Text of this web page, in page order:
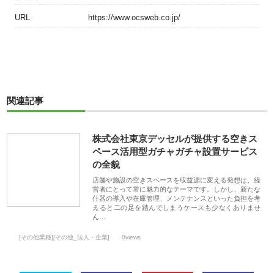
URL https://www.ocsweb.co.jp/
関連記事
株式会社東京デッセルが提供する空きス
ペース活用型ガチャガチャ設置サービス
の全貌
店舗や施設の空きスペースを収益源に変える発想は、経
営者にとって常に魅力的なテーマです。しかし、新たな
什器の導入や在庫管理、メンテナンスといった負担を考
えると二の足を踏んでしまうケースも少なくありませ
ん…
[その他業種][その他_法人・企業] 0views